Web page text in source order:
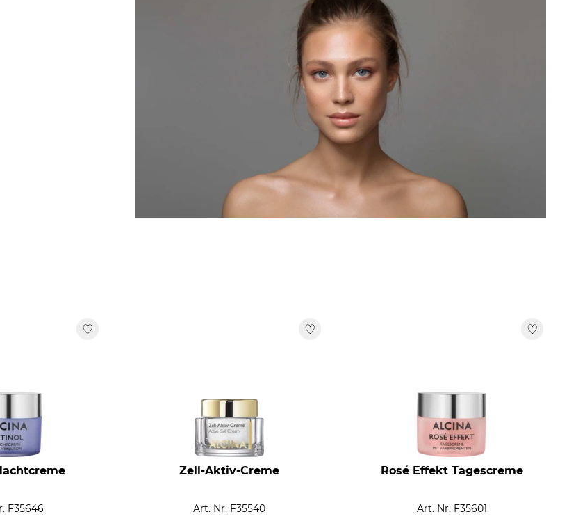
F35646
Zell-Aktiv-Creme
Art. Nr. F35540
Rosé Effekt Tagescreme
Art. Nr. F35601